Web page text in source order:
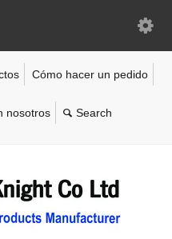
Cómo hacer un pedido
nosotros